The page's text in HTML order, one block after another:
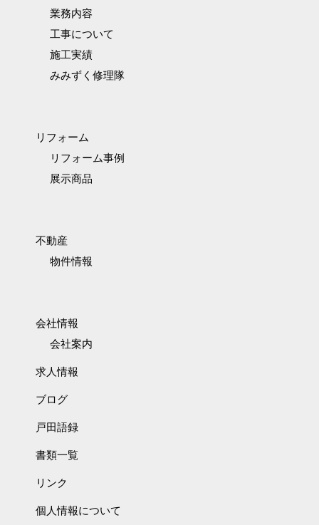
業務内容
工事について
施工実績
みみずく修理隊
リフォーム
リフォーム事例
展示商品
不動産
物件情報
会社情報
会社案内
求人情報
ブログ
戸田語録
書類一覧
リンク
個人情報について